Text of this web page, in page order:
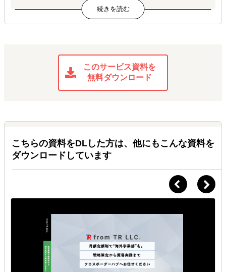
を開拓。約600万円相当の在庫販売を実現し、新たな海外販売チ
イヤーとのマッチングから商談・条件調整まで伴走し、約1,000
万円相当の在庫輸出を実現。継続取引に向けた優先輸出体制も構
日本式美容技術の中国展開
中国の美容学校に日本人美容師を派遣し、日本式美容技術の教育
プログラムを実施。技術指導だけでなく、日本ブランドの価値向
中国・香港向け海外進出コンサルティング
中国本土・香港を中心に、海外進出戦略の立案、現地パートナー
開拓、商談支援、契約交渉、販路構築までを一貫してサポート。
食品・美容・ヘルスケア分野を中心に多数のプロジェクトを支援
このサービス資料を
無料ダウンロード
こちらの資料をDLした方は、他にもこんな資料を
ダウンロードしています